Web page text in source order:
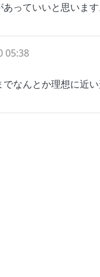
っていいと思います
05:38
なんとか理想に近い